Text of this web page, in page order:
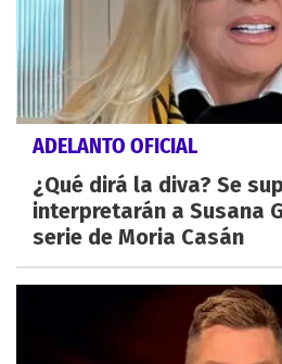
ADELANTO OFICIAL
¿Qué dirá la diva? Se
interpretarán a Susana
serie de Moria Casán